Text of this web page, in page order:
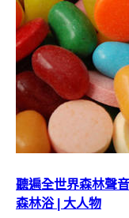
聽遍全世界森林聲
森林浴 | 大人物